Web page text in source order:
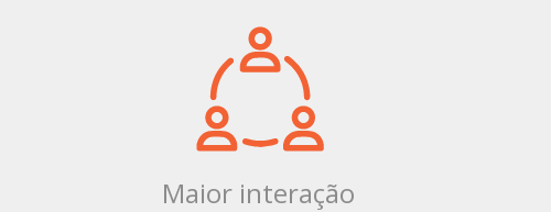
Maior interação